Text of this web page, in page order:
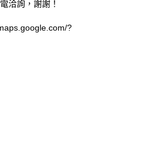
洽詢，謝謝！
?